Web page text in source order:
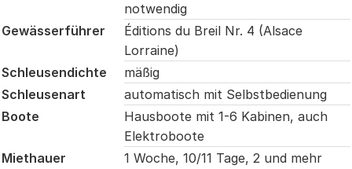
notwendig
Gewässerführer
Éditions du Breil Nr. 4 (Alsace
Lorraine)
Schleusendichte
mäßig
Schleusenart
automatisch mit Selbstbedienung
Boote
Hausboote mit 1-6 Kabinen, auch
Elektroboote
Miethauer
1 Woche, 10/11 Tage, 2 und mehr